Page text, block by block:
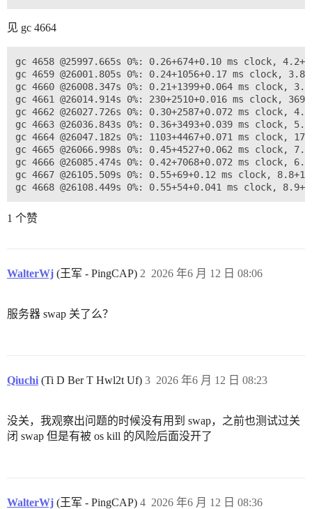
见 gc 4664
gc 4658 @25997.665s 0%: 0.26+674+0.10 ms clock,
gc 4659 @26001.805s 0%: 0.24+1056+0.17 ms clock,
gc 4660 @26008.347s 0%: 0.21+1399+0.064 ms clock,
gc 4661 @26014.914s 0%: 230+2510+0.016 ms clock,
gc 4662 @26027.726s 0%: 0.30+2587+0.072 ms clock,
gc 4663 @26036.843s 0%: 0.36+3493+0.039 ms clock,
gc 4664 @26047.182s 0%: 1103+4467+0.071 ms clock,
gc 4665 @26066.998s 0%: 0.45+4527+0.062 ms clock,
gc 4666 @26085.474s 0%: 0.42+7068+0.072 ms clock,
gc 4667 @26105.509s 0%: 0.55+69+0.12 ms clock,
1 个赞
WalterWj (王军 - PingCAP) 2026 年6 月 12 日 08:06
2
服务器 swap 关了么？
Qiuchi (Ti D Ber T Hwl2t Uf) 2026 年6 月 12 日 08:23
3
没关，我观察出问题的时候没有用到 swap，之前也测试过关
闭 swap 但是有被 os kill 的风险后面没开了
WalterWj (王军 - PingCAP) 2026 年6 月 12 日 08:36
4